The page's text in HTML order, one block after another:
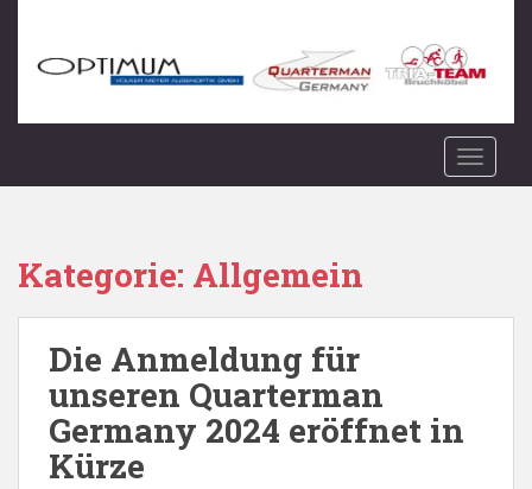
Kategorie: Allgemein
Die Anmeldung für
unseren Quarterman
Germany 2024 eröffnet in
Kürze